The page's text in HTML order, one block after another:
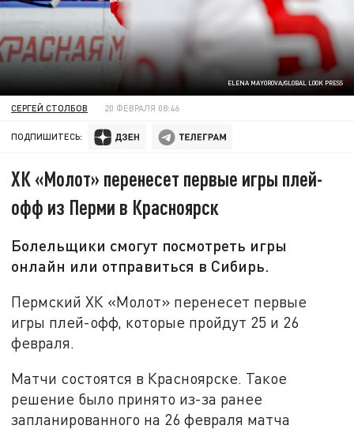
ELENA MAYOROVA/GLOBAL LOOK PRESS
СЕРГЕЙ СТОЛБОВ 20 ФЕВРАЛЯ 08:46
ПОДПИШИТЕСЬ:
ХК «Молот» перенесет первые игры плей-
офф из Перми в Красноярск
Болельщики смогут посмотреть игры
онлайн или отправиться в Сибирь.
Пермский ХК «Молот» перенесет первые
игры плей-офф, которые пройдут 25 и 26
февраля.
Матчи состоятся в Красноярске. Такое
решение было принято из-за ранее
запланированного на 26 февраля матча